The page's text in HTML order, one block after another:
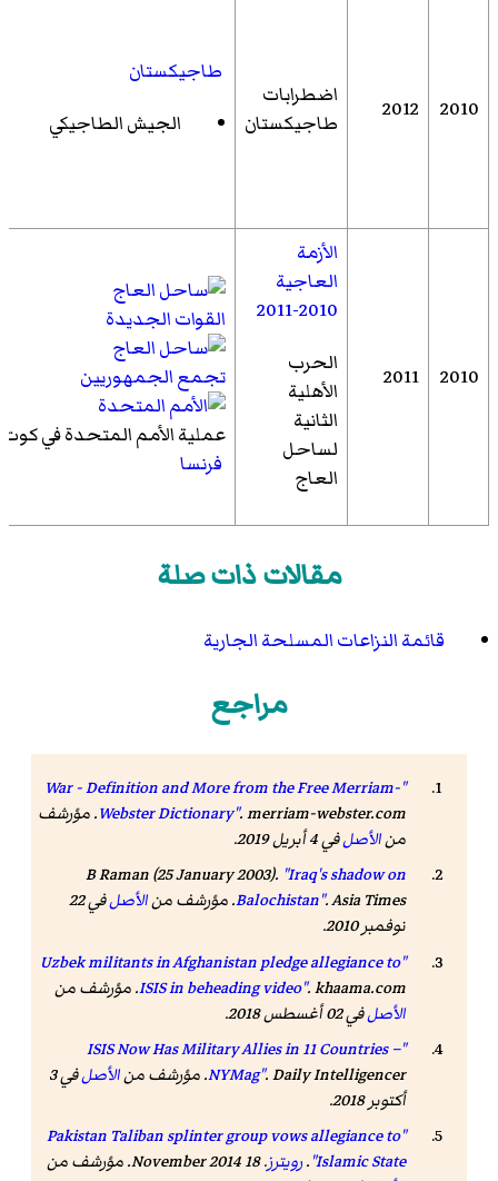
2010
2012
اضطرابات
طاجيكستان
طاجيكستان
الجيش الطاجيكي
2010
2011
الأزمة
العاجية
2010-2011
الحرب
الأهلية
الثانية
لساحل
العاج
القوات الجديدة
تجمع الجمهوريين
عملية الأمم المتحدة في كوت
فرنسا
مقالات ذات صلة
قائمة النزاعات المسلحة الجارية
مراجع
"War - Definition and More from the Free Merriam-
Webster Dictionary". merriam-webster.com. مؤرشف
منالأصلفي 4 أبريل 2019
.
B Raman (25 January 2003). "Iraq's shadow on
Balochistan".Asia Times . مؤرشف منالأصل
في 22
نوفمبر 2010
.
"Uzbek militants in Afghanistan pledge allegiance to
ISIS in beheading video".khaama.com
. مؤرشف من
الأصلفي 02 أغسطس 2018
.
"ISIS Now Has Military Allies in 11 Countries –
NYMag".Daily Intelligencer . مؤرشف منالأصل
في 3
أكتوبر 2018
.
"Pakistan Taliban splinter group vows allegiance to
Islamic State"
.رويترز. 18 November 2014. مؤرشف من